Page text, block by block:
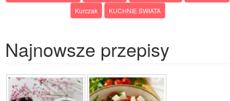
Kurczak
KUCHNIE ŚWIATA
Najnowsze przepisy